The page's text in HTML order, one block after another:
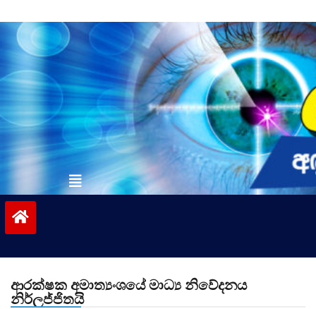
to
contentvinivida.lk
ආරක්ෂක අමාත්‍යංශයේ මාධ්‍ය නිවේදනය
නිර්ලජ්ජිතයි